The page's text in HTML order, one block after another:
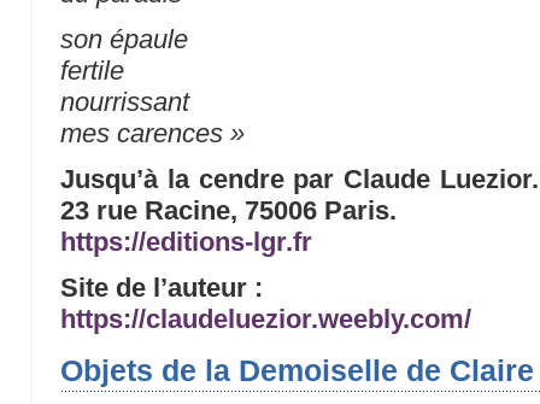
son épaule
fertile
nourrissant
mes carences »
Jusqu’à la cendre par Claude
23 rue Racine, 75006 Paris.
https://editions-lgr.fr
Site de l’auteur :
https://claudeluezior.weebly.com/
Objets de la Demoiselle de